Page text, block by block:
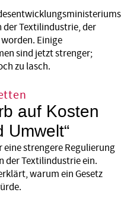
Textilindustrie, der
Einige
sind jetzt strenger;
zu lasch.
auf Kosten
Umwelt“
eine strengere Regulierung
der Textilindustrie ein.
warum ein Gesetz